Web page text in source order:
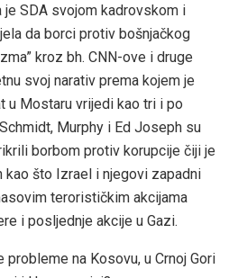
SDA svojom kadrovskom i
da borci protiv bošnjačkog
kroz bh. CNN-ove i druge
svoj narativ prema kojem je
u Mostaru vrijedi kao tri i po
Murphy i Ed Joseph su
borbom protiv korupcije čiji je
kao što Izrael i njegovi zapadni
terorističkim akcijama
i posljednje akcije u Gazi.
na Kosovu, u Crnoj Gori